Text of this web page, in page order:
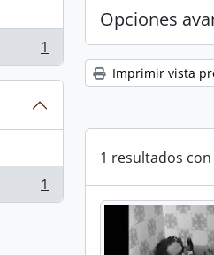
1
1
Opciones
Imprimir vista
1 resultados